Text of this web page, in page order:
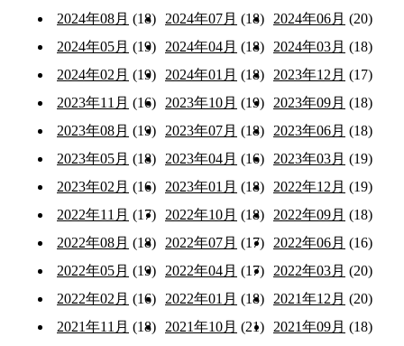
2024年08月 (18) 2024年07月 (18) 2024年06月 (20)
2024年05月 (19) 2024年04月 (18) 2024年03月 (18)
2024年02月 (19) 2024年01月 (18) 2023年12月 (17)
2023年11月 (16) 2023年10月 (19) 2023年09月 (18)
2023年08月 (19) 2023年07月 (18) 2023年06月 (18)
2023年05月 (18) 2023年04月 (16) 2023年03月 (19)
2023年02月 (16) 2023年01月 (18) 2022年12月 (19)
2022年11月 (17) 2022年10月 (18) 2022年09月 (18)
2022年08月 (18) 2022年07月 (17) 2022年06月 (16)
2022年05月 (19) 2022年04月 (17) 2022年03月 (20)
2022年02月 (16) 2022年01月 (18) 2021年12月 (20)
2021年11月 (18) 2021年10月 (21) 2021年09月 (18)